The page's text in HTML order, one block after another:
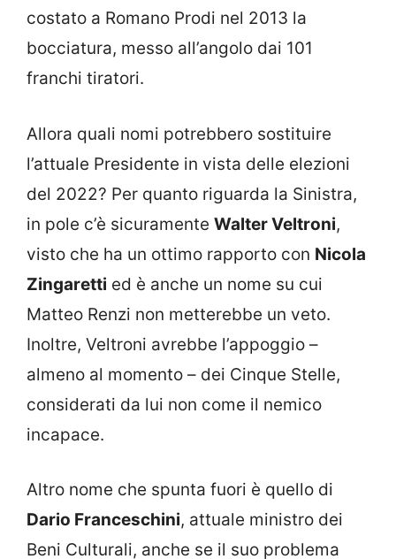
costato a Romano Prodi nel 2013 la
bocciatura, messo all’angolo dai 101
franchi tiratori.
Allora quali nomi potrebbero sostituire
l’attuale Presidente in vista delle elezioni
del 2022? Per quanto riguarda la Sinistra,
in pole c’è sicuramente Walter Veltroni,
visto che ha un ottimo rapporto con Nicola
Zingaretti ed è anche un nome su cui
Matteo Renzi non metterebbe un veto.
Inoltre, Veltroni avrebbe l’appoggio –
almeno al momento – dei Cinque Stelle,
considerati da lui non come il nemico
incapace.
Altro nome che spunta fuori è quello di
Dario Franceschini, attuale ministro dei
Beni Culturali, anche se il suo problema